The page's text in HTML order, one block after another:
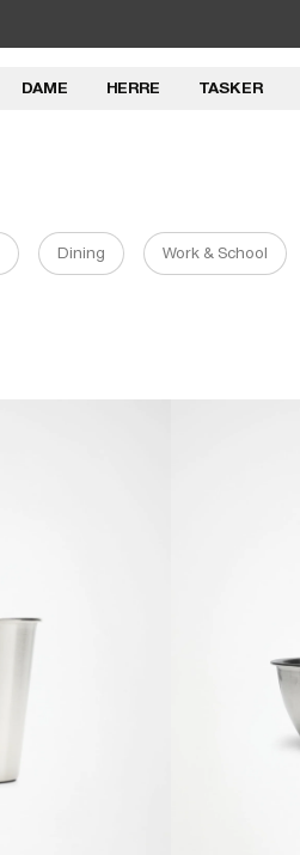
DAME HERRE TASKER
Dining Work & School